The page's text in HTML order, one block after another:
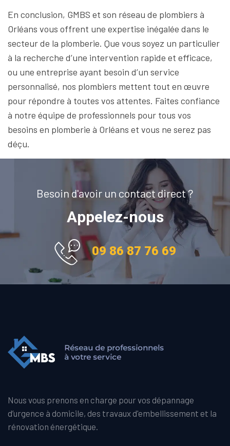
En conclusion, GMBS et son réseau de plombiers à
Orléans vous offrent une expertise inégalée dans le
secteur de la plomberie. Que vous soyez un particulier
à la recherche d’une intervention rapide et efficace,
ou une entreprise ayant besoin d’un service
personnalisé, nos plombiers mettent tout en œuvre
pour répondre à toutes vos attentes. Faites confiance
à notre équipe de professionnels pour tous vos
besoins en plomberie à Orléans et vous ne serez pas
déçu.
Besoin d'avoir un contact direct ?
Appelez-nous
09 86 87 76 69
Nous vous prenons en charge pour vos dépannage
d’urgence à domicile, des travaux d'embellissement et la
rénovation énergétique.